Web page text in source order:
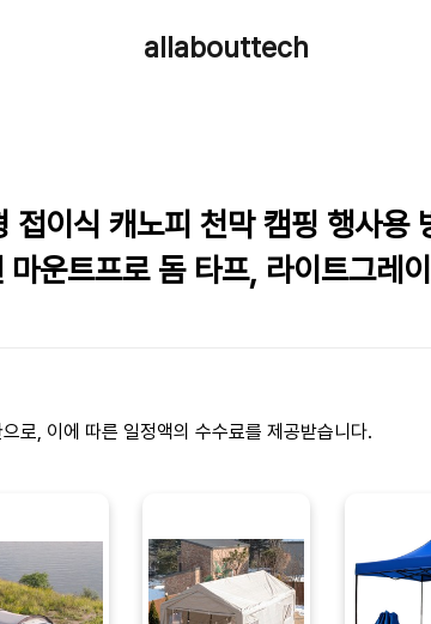
allabouttech
접이식 캐노피 천막 캠핑 행사용
마운트프로 돔 타프, 라이트그레
로, 이에 따른 일정액의 수수료를 제공받습니다.